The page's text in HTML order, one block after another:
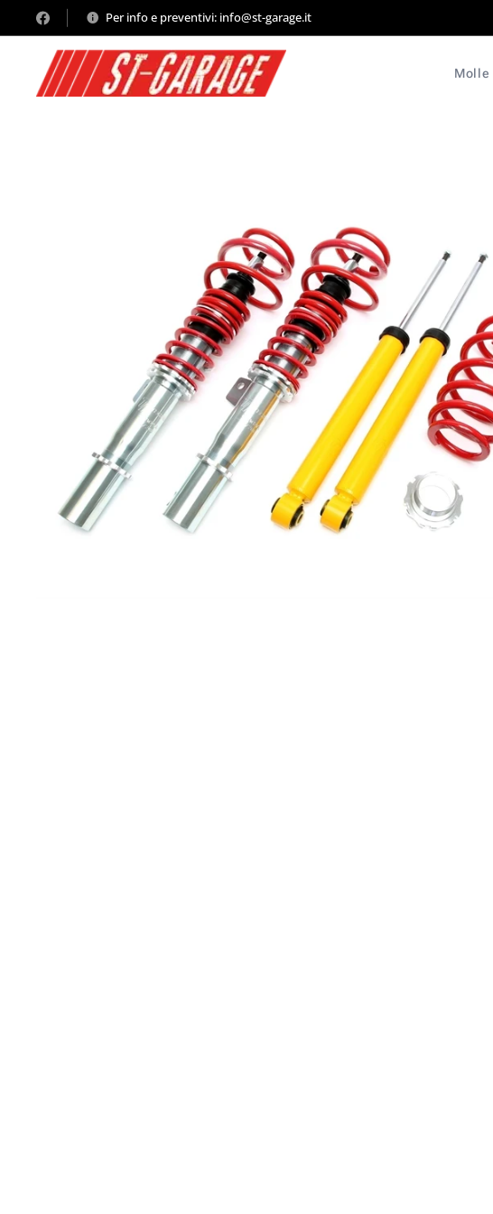
Per info e preventivi: info@st-garage.it
Molle